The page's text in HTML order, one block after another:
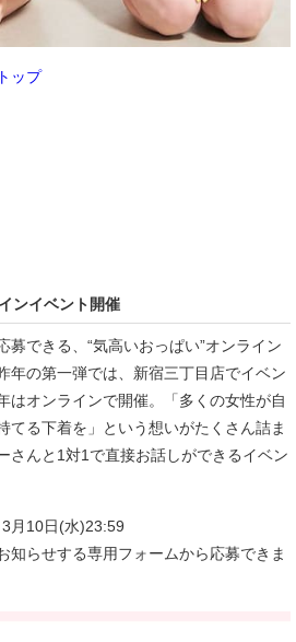
ップ
ンイベント開催
できる、“気高いおっぱい”オンライン
年の第一弾では、新宿三丁目店でイベン
はオンラインで開催。「多くの女性が自
てる下着を」という想いがたくさん詰ま
さんと1対1で直接お話しができるイベン
月10日(水)23:59
知らせする専用フォームから応募できま